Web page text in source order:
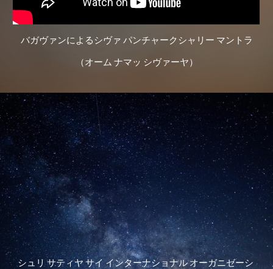
バガヴァンによるシヴァ パンチャークシャリー マントラ
（オーム ナマッ シヴァーヤ）
シュリ サティヤ サイ インターナショナル オーガニゼーシ